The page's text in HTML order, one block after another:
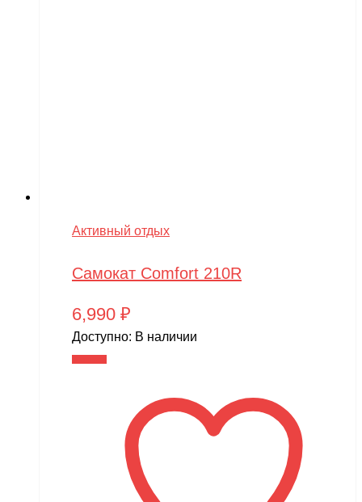
Активный отдых
Самокат Comfort 210R
6,990 ₽
Доступно: В наличии